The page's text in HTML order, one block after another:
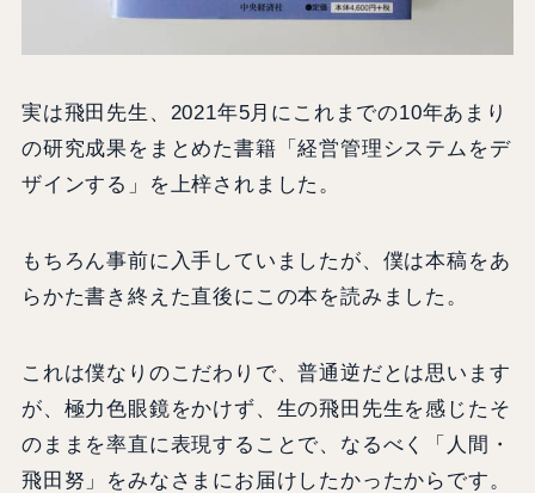
実は飛田先生、2021年5月にこれまでの10年あまり
の研究成果をまとめた書籍「経営管理システムをデ
ザインする」を上梓されました。
もちろん事前に入手していましたが、僕は本稿をあ
らかた書き終えた直後にこの本を読みました。
これは僕なりのこだわりで、普通逆だとは思います
が、極力色眼鏡をかけず、生の飛田先生を感じたそ
のままを率直に表現することで、なるべく「人間・
飛田努」をみなさまにお届けしたかったからです。